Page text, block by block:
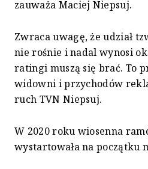
zauważa Maciej Niepsuj.
Zwraca uwagę, że udział
nie rośnie i nadal wynosi
ratingi muszą się brać. To
widowni i przychodów
ruch TVN Niepsuj.
W 2020 roku wiosenna
wystartowała na początku